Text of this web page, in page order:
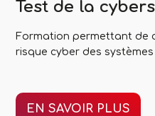
Test de la
Formation permettant de
risque cyber des
EN SAVOIR PLUS